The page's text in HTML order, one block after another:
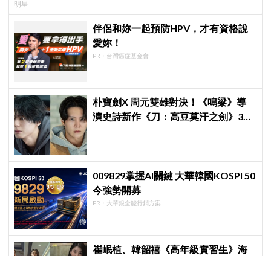
明星
伴侶和妳一起預防HPV，才有資格說
愛妳！
PR・台灣癌症基金會
朴寶劍X 周元雙雄對決！《鳴梁》導
演史詩新作《刀：高豆莫汗之劍》3月
009829掌握AI關鍵 大華韓國KOSPI 50
今強勢開募
PR・大華銀全能行銷方案
崔岷植、韓韶禧《高年級實習生》海